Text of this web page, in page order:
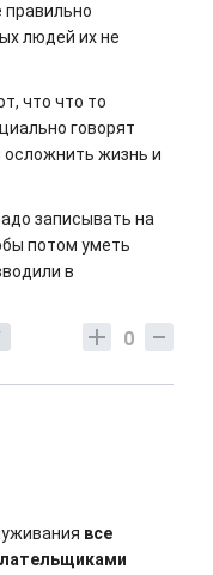
правильно
людей их не
что что то
говорят
жизнь и
записывать на
потом уметь
в
0
все